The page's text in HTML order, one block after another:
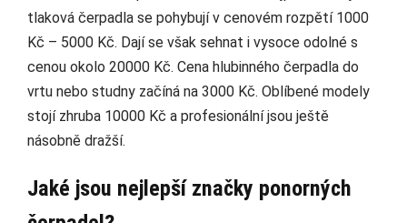
tlaková čerpadla se pohybují v cenovém rozpětí 1000
Kč – 5000 Kč. Dají se však sehnat i vysoce odolné s
cenou okolo 20000 Kč. Cena hlubinného čerpadla do
vrtu nebo studny začíná na 3000 Kč. Oblíbené modely
stojí zhruba 10000 Kč a profesionální jsou ještě
násobně dražší.
Jaké jsou nejlepší značky ponorných